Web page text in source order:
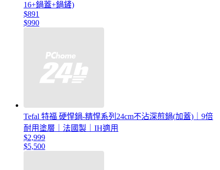
16+鍋蓋+鍋鏟)
$891
$990
Tefal 特福 硬悍鍋-精悍系列24cm不沾深煎鍋(加蓋)｜9倍
耐用塗層｜法國製｜IH適用
$2,999
$5,500